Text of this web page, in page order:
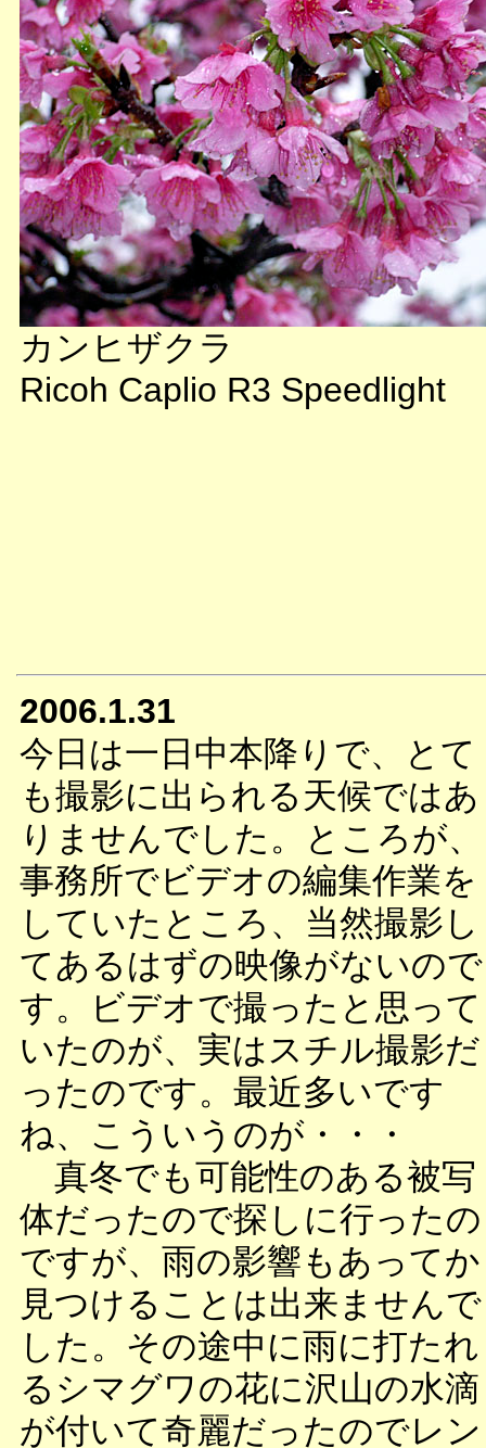
カンヒザクラ
Ricoh Caplio R3 Speedlight
2006.1.31
今日は一日中本降りで、とて
も撮影に出られる天候ではあ
りませんでした。ところが、
事務所でビデオの編集作業を
していたところ、当然撮影し
てあるはずの映像がないので
す。ビデオで撮ったと思って
いたのが、実はスチル撮影だ
ったのです。最近多いです
ね、こういうのが・・・
真冬でも可能性のある被写
体だったので探しに行ったの
ですが、雨の影響もあってか
見つけることは出来ませんで
した。その途中に雨に打たれ
るシマグワの花に沢山の水滴
が付いて奇麗だったのでレン